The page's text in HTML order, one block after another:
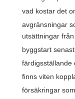
vad kostar det
avgränsningar
utsättningar
byggstart senast
färdigsställande
finns viten
försäkringar